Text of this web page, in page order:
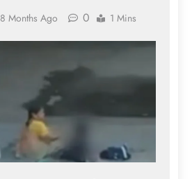
8 Months Ago 0 1 Mins